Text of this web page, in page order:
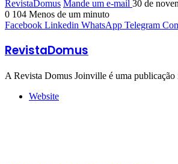
RevistaDomus Mande um e-mail 30 de
0 104 Menos de um minuto
Facebook Linkedin WhatsApp Telegram
RevistaDomus
A Revista Domus Joinville é uma publicação
Website